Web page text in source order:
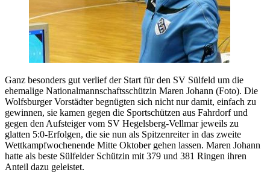
Ganz besonders gut verlief der Start für den SV Sülfeld um die
ehemalige Nationalmannschaftsschützin Maren Johann (Foto). Die
Wolfsburger Vorstädter begnügten sich nicht nur damit, einfach zu
gewinnen, sie kamen gegen die Sportschützen aus Fahrdorf und
gegen den Aufsteiger vom SV Hegelsberg-Vellmar jeweils zu
glatten 5:0-Erfolgen, die sie nun als Spitzenreiter in das zweite
Wettkampfwochenende Mitte Oktober gehen lassen. Maren Johann
hatte als beste Sülfelder Schützin mit 379 und 381 Ringen ihren
Anteil dazu geleistet.